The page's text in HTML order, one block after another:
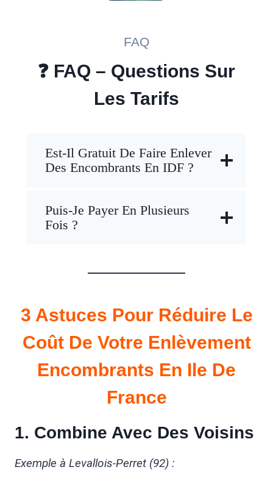
FAQ
❓ FAQ – Questions Sur
Les Tarifs
Est-Il Gratuit De Faire Enlever
Des Encombrants En IDF ?
Puis-Je Payer En Plusieurs
Fois ?
3 Astuces Pour Réduire Le
Coût De Votre Enlèvement
Encombrants En Ile De
France
1. Combine Avec Des Voisins
Exemple à Levallois-Perret (92) :